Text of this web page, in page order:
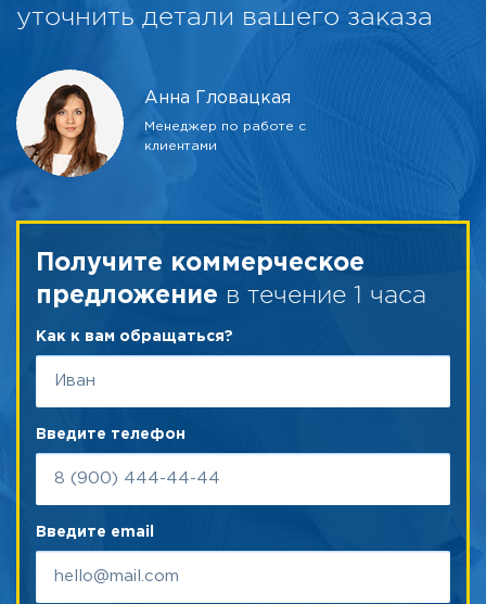
уточнить детали вашего заказа
Анна Гловацкая
Менеджер по работе с
клиентами
Получите коммерческое
предложение в течение 1 часа
Как к вам обращаться?
Введите телефон
Введите email